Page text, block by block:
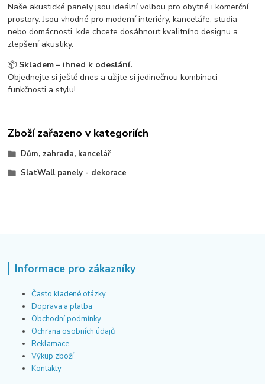
Naše akustické panely jsou ideální volbou pro obytné i komerční
prostory. Jsou vhodné pro moderní interiéry, kanceláře, studia
nebo domácnosti, kde chcete dosáhnout kvalitního designu a
zlepšení akustiky.
📦 Skladem – ihned k odeslání.
Objednejte si ještě dnes a užijte si jedinečnou kombinaci
funkčnosti a stylu!
Zboží zařazeno v kategoriích
Dům, zahrada, kancelář
SlatWall panely - dekorace
Informace pro zákazníky
Často kladené otázky
Doprava a platba
Obchodní podmínky
Ochrana osobních údajů
Reklamace
Výkup zboží
Kontakty